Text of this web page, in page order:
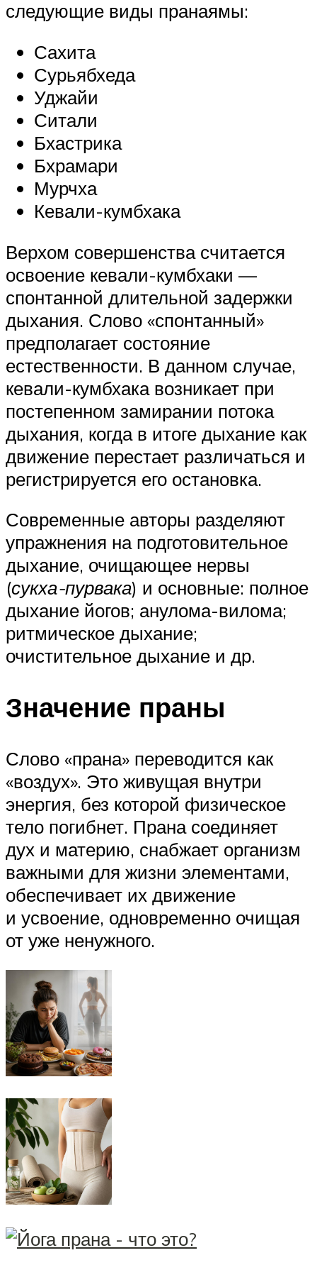
следующие виды пранаямы:
Сахита
Сурьябхеда
Уджайи
Ситали
Бхастрика
Бхрамари
Мурчха
Кевали-кумбхака
Верхом совершенства считается
освоение кевали-кумбхаки —
спонтанной длительной задержки
дыхания. Слово «спонтанный»
предполагает состояние
естественности. В данном случае,
кевали-кумбхака возникает при
постепенном замирании потока
дыхания, когда в итоге дыхание как
движение перестает различаться и
регистрируется его остановка.
Современные авторы разделяют
упражнения на подготовительное
дыхание, очищающее нервы
(сукха-пурвака) и основные: полное
дыхание йогов; анулома-вилома;
ритмическое дыхание;
очистительное дыхание и др.
Значение праны
Слово «прана» переводится как
«воздух». Это живущая внутри
энергия, без которой физическое
тело погибнет. Прана соединяет
дух и материю, снабжает организм
важными для жизни элементами,
обеспечивает их движение
и усвоение, одновременно очищая
от уже ненужного.